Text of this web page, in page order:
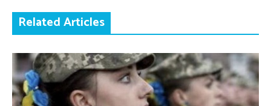
Related Articles